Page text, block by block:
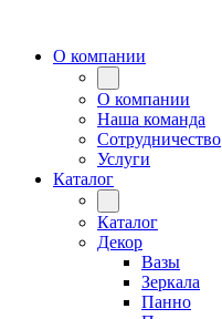
О компании
О компании
Наша команда
Сотрудничество
Услуги
Каталог
Каталог
Декор
Вазы
Зеркала
Панно